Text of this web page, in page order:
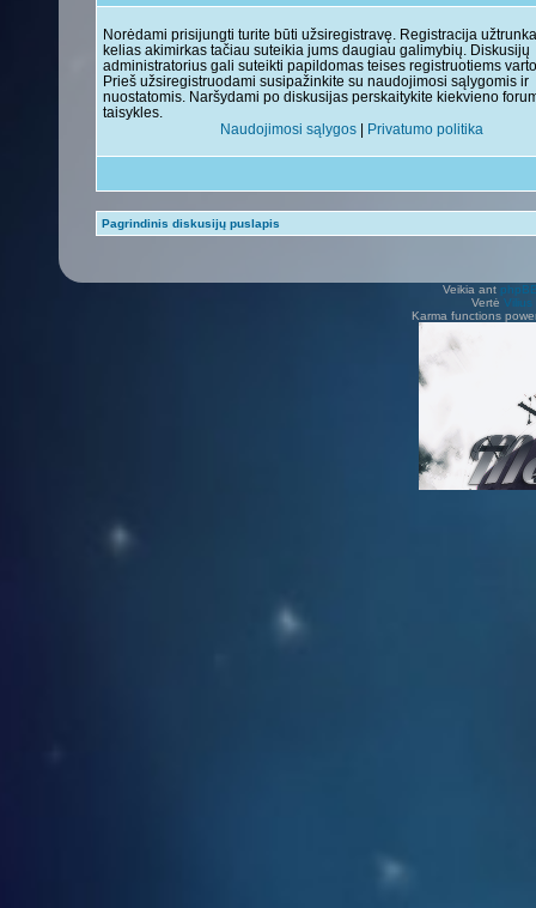
Norėdami prisijungti turite būti užsiregistravę. Registracija
kelias akimirkas tačiau suteikia jums daugiau galimybių. Diskusijų
administratorius gali suteikti papildomas teises registruotiems
Prieš užsiregistruodami susipažinkite su naudojimosi sąlygomis ir
nuostatomis. Naršydami po diskusijas perskaitykite kiekvieno
taisykles.
Naudojimosi sąlygos | Privatumo politika
Pagrindinis diskusijų puslapis
Veikia ant
Vertė Vilius
Karma functions